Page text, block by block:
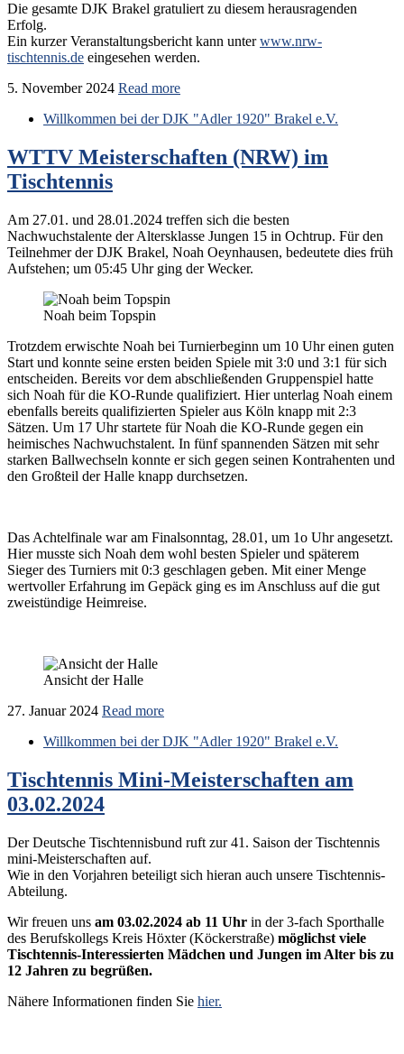
Die gesamte DJK Brakel gratuliert zu diesem herausragenden
Erfolg.
Ein kurzer Veranstaltungsbericht kann unterwww.nrw-
tischtennis.de eingesehen werden.
5. November 2024 Read more
Willkommen bei der DJK "Adler 1920" Brakel e.V.
WTTV Meisterschaften (NRW) im
Tischtennis
Am 27.01. und 28.01.2024 treffen sich die besten
Nachwuchstalente der Altersklasse Jungen 15 in Ochtrup. Für den
Teilnehmer der DJK Brakel, Noah Oeynhausen, bedeutete dies früh
Aufstehen; um 05:45 Uhr ging der Wecker.
Noah beim Topspin
Trotzdem erwischte Noah bei Turnierbeginn um 10 Uhr einen guten
Start und konnte seine ersten beiden Spiele mit 3:0 und 3:1 für sich
entscheiden. Bereits vor dem abschließenden Gruppenspiel hatte
sich Noah für die KO-Runde qualifiziert. Hier unterlag Noah einem
ebenfalls bereits qualifizierten Spieler aus Köln knapp mit 2:3
Sätzen. Um 17 Uhr startete für Noah die KO-Runde gegen ein
heimisches Nachwuchstalent. In fünf spannenden Sätzen mit sehr
starken Ballwechseln konnte er sich gegen seinen Kontrahenten und
den Großteil der Halle knapp durchsetzen.
Das Achtelfinale war am Finalsonntag, 28.01, um 1o Uhr angesetzt.
Hier musste sich Noah dem wohl besten Spieler und späterem
Sieger des Turniers mit 0:3 geschlagen geben. Mit einer Menge
wertvoller Erfahrung im Gepäck ging es im Anschluss auf die gut
zweistündige Heimreise.
Ansicht der Halle
27. Januar 2024 Read more
Willkommen bei der DJK "Adler 1920" Brakel e.V.
Tischtennis Mini-Meisterschaften am
03.02.2024
Der Deutsche Tischtennisbund ruft zur 41. Saison der Tischtennis
mini-Meisterschaften auf.
Wie in den Vorjahren beteiligt sich hieran auch unsere Tischtennis-
Abteilung.
Wir freuen uns am 03.02.2024 ab 11 Uhr in der 3-fach Sporthalle
des Berufskollegs Kreis Höxter (Köckerstraße) möglichst viele
Tischtennis-Interessierten Mädchen und Jungen im Alter bis zu
12 Jahren zu begrüßen.
Nähere Informationen finden Sie hier.